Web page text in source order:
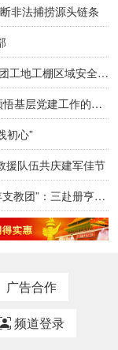
非法捕捞源头链条
党建引领筑防线 赋能安全提质效——新钢集团工地工棚区域安全管理创新实践研究
把人民放在心中最高位置——从“三个坚持”领悟基层党建工作的为民初心
初心”
队伍共庆建军佳节
心之所向·行之所往丨无锡太湖学院“太湖青年支教团”：三赴册亨，十年之约再启盛夏
广告合作
频道登录